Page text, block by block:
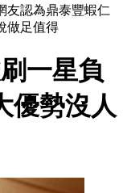
友認為鼎泰豐蝦仁
做足值得
一星負
優勢沒人